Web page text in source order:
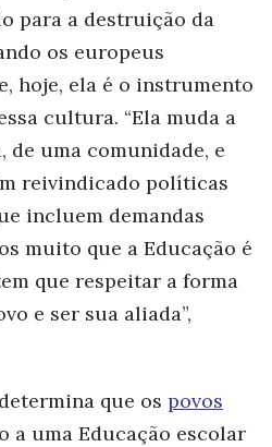
para a destruição da
os europeus
hoje, ela é o instrumento
cultura. “Ela muda a
de uma comunidade, e
reivindicado políticas
incluem demandas
muito que a Educação é
que respeitar a forma
e ser sua aliada”,
que os povos
a uma Educação escolar